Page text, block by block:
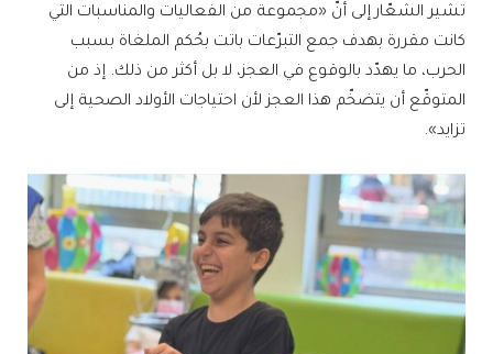
تشير الشعّار إلى أنّ «مجموعة من الفعاليات والمناسبات التي
كانت مقررة بهدف جمع التبرّعات باتت بحُكم الملغاة بسبب
الحرب، ما يهدّد بالوقوع في العجز، لا بل أكثر من ذلك. إذ من
المتوقّع أن يتضخّم هذا العجز لأن احتياجات الأولاد الصحية إلى
تزايد».